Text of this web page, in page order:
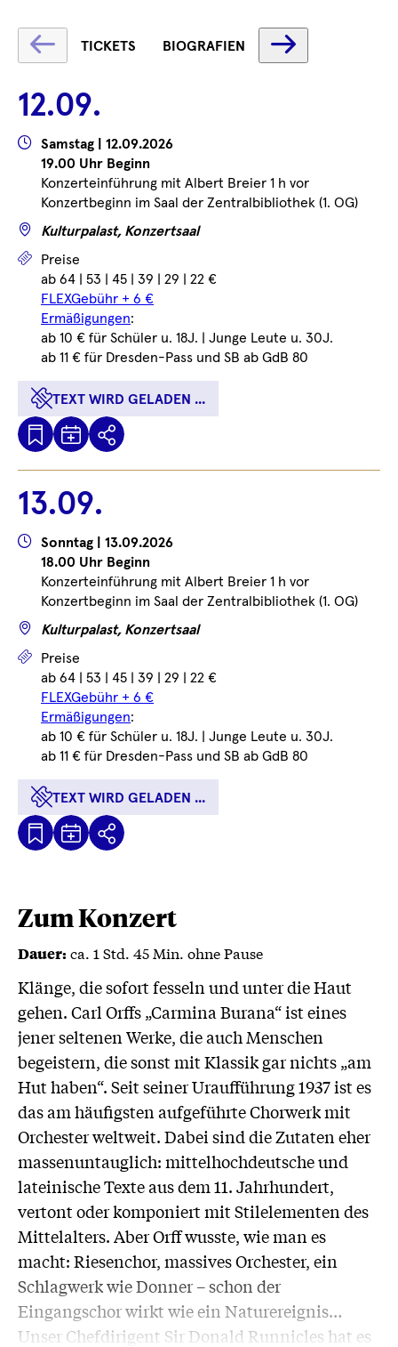
Text
wird
geladen
...
TICKETS BIOGRAFIEN
wird
12.09.
Wann
Samstag | 12.09.2026
19.00 Uhr Beginn
Konzerteinführung mit Albert Breier 1 h vor
Konzertbeginn im Saal der Zentralbibliothek (1. OG)
WoKulturpalast, Konzertsaal
Preise
Preise
ab 64 | 53 | 45 | 39 | 29 | 22 €
FLEXGebühr + 6 €
Ermäßigungen:
ab 10 € für Schüler u. 18J. | Junge Leute u. 30J.
ab 11 € für Dresden-Pass und SB ab GdB 80
TEXT WIRD GELADEN ...
Text
wird
...
Kalenderdatei
Teilen
13.09.
Wann
Sonntag | 13.09.2026
18.00 Uhr Beginn
Konzerteinführung mit Albert Breier 1 h vor
Konzertbeginn im Saal der Zentralbibliothek (1. OG)
WoKulturpalast, Konzertsaal
Preise
Preise
ab 64 | 53 | 45 | 39 | 29 | 22 €
FLEXGebühr + 6 €
Ermäßigungen:
ab 10 € für Schüler u. 18J. | Junge Leute u. 30J.
ab 11 € für Dresden-Pass und SB ab GdB 80
TEXT WIRD GELADEN ...
TextKalenderdatei
Teilen
Zum Konzert
Dauer:ca. 1 Std. 45 Min. ohne Pause
Klänge, die sofort fesseln und unter die Haut
gehen. Carl Orffs „Carmina Burana“ ist eines
jener seltenen Werke, die auch Menschen
begeistern, die sonst mit Klassik gar nichts „am
Hut haben“. Seit seiner Uraufführung 1937 ist es
das am häufigsten aufgeführte Chorwerk mit
Orchester weltweit. Dabei sind die Zutaten eher
massenuntauglich: mittelhochdeutsche und
lateinische Texte aus dem 11. Jahrhundert,
vertont oder komponiert mit Stilelementen des
Mittelalters. Aber Orff wusste, wie man es
macht: Riesenchor, massives Orchester, ein
Schlagwerk wie Donner – schon der
Eingangschor wirkt wie ein Naturereignis…
Unser Chefdirigent Sir Donald Runnicles hat es